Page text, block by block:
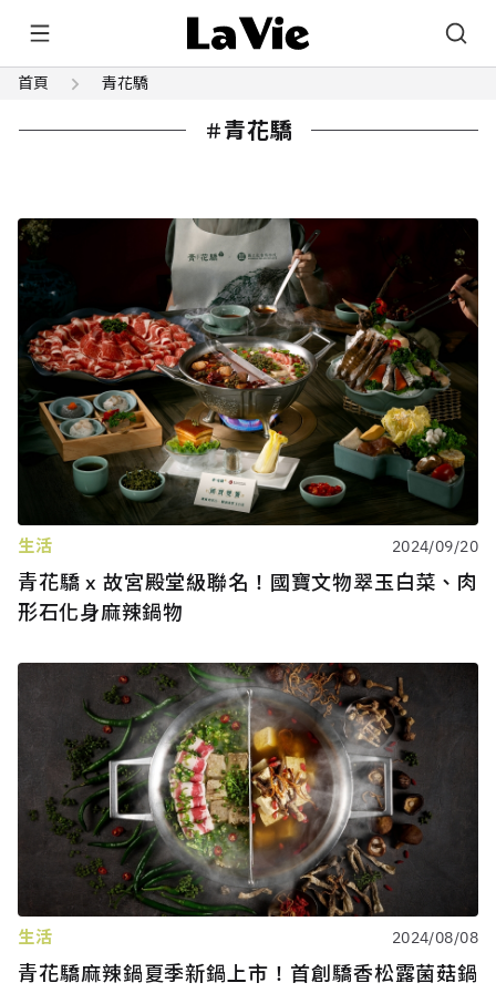
首頁 青花驕
青花驕
生活 2024/09/20
青花驕 x 故宮殿堂級聯名！國寶文物翠玉白菜、肉
形石化身麻辣鍋物
生活 2024/08/08
青花驕麻辣鍋夏季新鍋上市！首創驕香松露菌菇鍋